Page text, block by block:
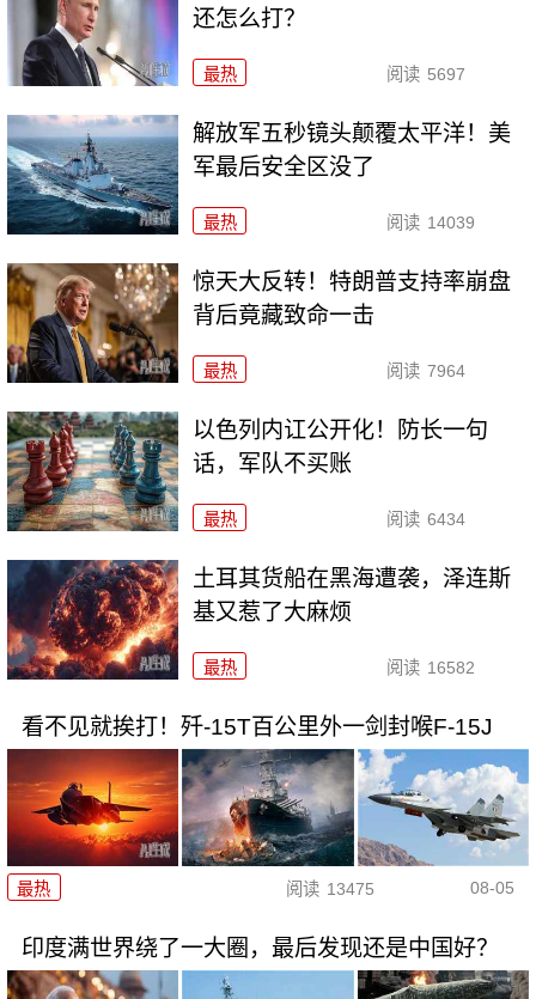
还怎么打？
最热 阅读 5697
解放军五秒镜头颠覆太平洋！美
军最后安全区没了
最热 阅读 14039
惊天大反转！特朗普支持率崩盘
背后竟藏致命一击
最热 阅读 7964
以色列内讧公开化！防长一句
话，军队不买账
最热 阅读 6434
土耳其货船在黑海遭袭，泽连斯
基又惹了大麻烦
最热 阅读 16582
看不见就挨打！歼-15T百公里外一剑封喉F-15J
最热 阅读 13475 08-05
印度满世界绕了一大圈，最后发现还是中国好？